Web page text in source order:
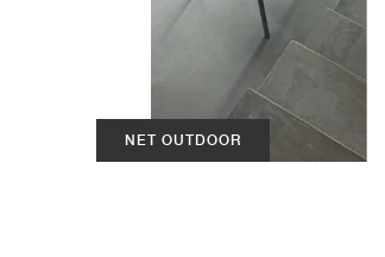
NET OUTDOOR